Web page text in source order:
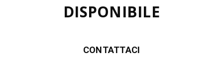
DISPONIBILE
CONTATTACI